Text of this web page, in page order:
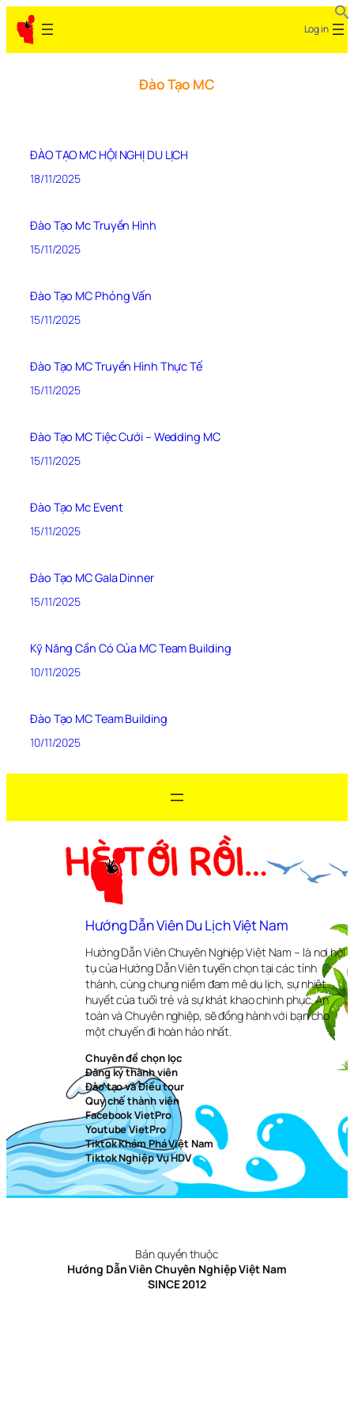
Log in
Đào Tạo MC
ĐÀO TẠO MC HỘI NGHỊ DU LỊCH
18/11/2025
Đào Tạo Mc Truyền Hình
15/11/2025
Đào Tạo MC Phỏng Vấn
15/11/2025
Đào Tạo MC Truyền Hình Thực Tế
15/11/2025
Đào Tạo MC Tiệc Cưới – Wedding MC
15/11/2025
Đào Tạo Mc Event
15/11/2025
Đào Tạo MC Gala Dinner
15/11/2025
Kỹ Năng Cần Có Của MC Team Building
10/11/2025
Đào Tạo MC Team Building
10/11/2025
Hướng Dẫn Viên Du Lịch Việt Nam
Hướng Dẫn Viên Chuyên Nghiệp Việt Nam – là nơi hội
tụ của Hướng Dẫn Viên tuyển chọn tại các tỉnh
thành, cùng chung niềm đam mê du lịch, sự nhiệt
huyết của tuổi trẻ và sự khát khao chinh phục. An
toàn và Chuyên nghiệp, sẽ đồng hành với bạn cho
một chuyến đi hoàn hảo nhất.
Chuyên đề chọn lọc
Đăng ký thành viên
Đào tạo và Điều tour
Quy chế thành viên
Facebook VietPro
Youtube VietPro
Tiktok Khám Phá Việt Nam
Tiktok Nghiệp Vụ HDV
Bản quyền thuộc
Hướng Dẫn Viên Chuyên Nghiệp Việt Nam
SINCE 2012